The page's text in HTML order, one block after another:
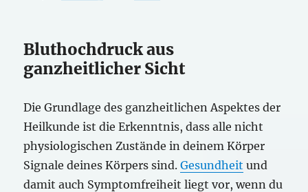
Bluthochdruck aus
ganzheitlicher Sicht
Die Grundlage des ganzheitlichen Aspektes der
Heilkunde ist die Erkenntnis, dass alle nicht
physiologischen Zustände in deinem Körper
Signale deines Körpers sind.Gesundheit und
damit auch Symptomfreiheit liegt vor, wenn du